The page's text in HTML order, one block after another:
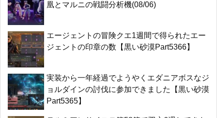
凰とマルニの戦闘分析機(08/06)
エージェントの冒険クエ1週間で得られたエー
ジェントの印章の数【黒い砂漠Part5366】
実装から一年経過でようやくエダニアボスなジ
ョルダインの討伐に参加できました【黒い砂漠
Part5365】